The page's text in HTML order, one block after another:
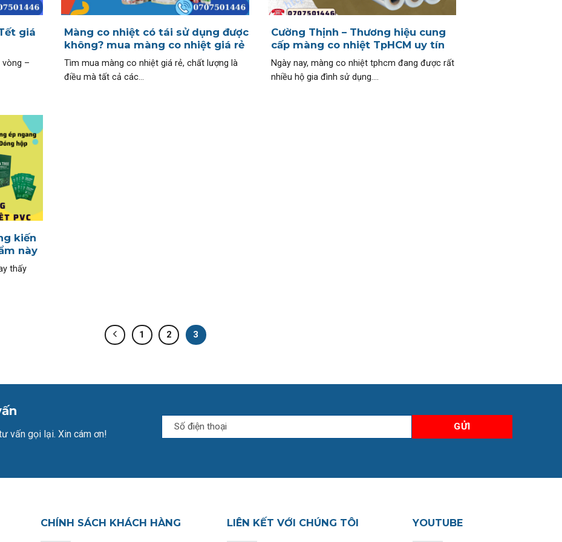
giá
vòng –
Màng co nhiệt có tái sử dụng được
không? mua màng co nhiệt giá rẻ
Tìm mua màng co nhiệt giá rẻ, chất lượng là
điều mà tất cả các...
Cường Thịnh – Thương hiệu cung
cấp màng co nhiệt TpHCM uy tín
Ngày nay, màng co nhiệt tphcm đang được rất
nhiều hộ gia đình sử dụng....
kiến
này
thấy
1 2 3
vấn gọi lại. Xin cám ơn!
CHÍNH SÁCH KHÁCH HÀNG LIÊN KẾT VỚI CHÚNG TÔI YOUTUBE